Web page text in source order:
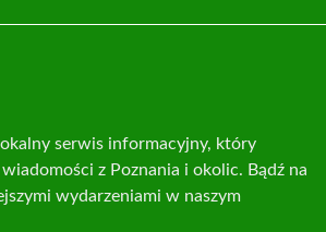
serwis informacyjny, który
z Poznania i okolic. Bądź na
wydarzeniami w naszym